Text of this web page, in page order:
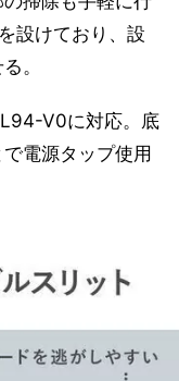
設けており、設
。
V0に対応。底
電源タップ使用